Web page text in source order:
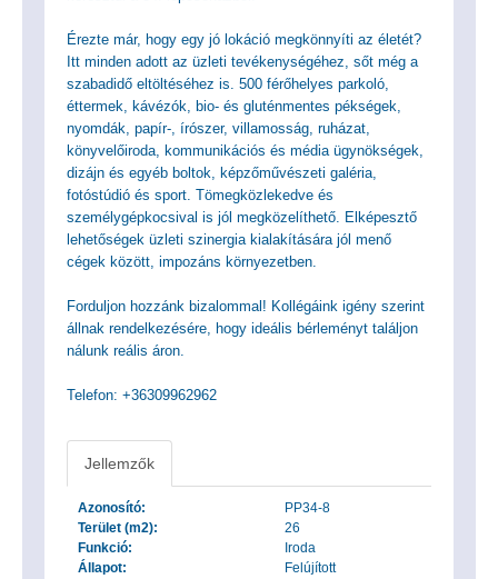
Érezte már, hogy egy jó lokáció megkönnyíti az életét?
Itt minden adott az üzleti tevékenységéhez, sőt még a
szabadidő eltöltéséhez is. 500 férőhelyes parkoló,
éttermek, kávézók, bio- és gluténmentes pékségek,
nyomdák, papír-, írószer, villamosság, ruházat,
könyvelőiroda, kommunikációs és média ügynökségek,
dizájn és egyéb boltok, képzőművészeti galéria,
fotóstúdió és sport. Tömegközlekedve és
személygépkocsival is jól megközelíthető. Elképesztő
lehetőségek üzleti szinergia kialakítására jól menő
cégek között, impozáns környezetben.
Forduljon hozzánk bizalommal! Kollégáink igény szerint
állnak rendelkezésére, hogy ideális bérleményt találjon
nálunk reális áron.
Telefon: +36309962962
Jellemzők
Azonosító:
PP34-8
Terület (m2):
26
Funkció:
Iroda
Állapot:
Felújított